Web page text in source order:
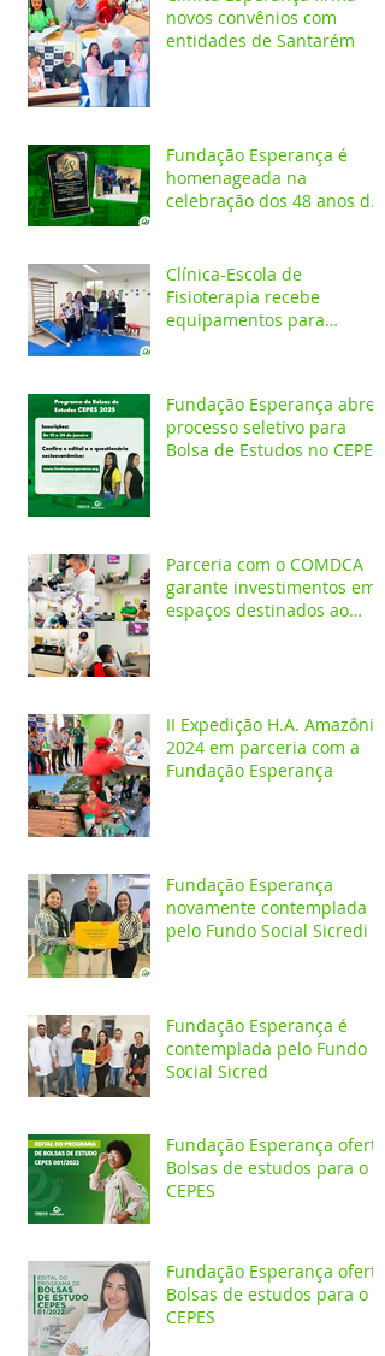
novos convênios com
entidades de Santarém
Fundação Esperança é
homenageada na
celebração dos 48 anos da
Clínica-Escola de
Fisioterapia recebe
equipamentos para
Fundação Esperança abre
processo seletivo para
Bolsa de Estudos no CEPES
Parceria com o COMDCA
garante investimentos em
espaços destinados ao
II Expedição H.A. Amazônia
2024 em parceria com a
Fundação Esperança
Fundação Esperança
novamente contemplada
pelo Fundo Social Sicredi
Fundação Esperança é
contemplada pelo Fundo
Social Sicred
Fundação Esperança oferta
Bolsas de estudos para o
CEPES
Fundação Esperança oferta
Bolsas de estudos para o
CEPES